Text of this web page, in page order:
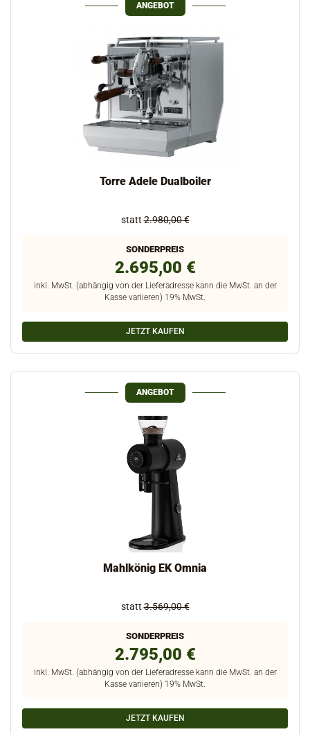
ANGEBOT
Torre Adele Dualboiler
statt2.980,00 €
SONDERPREIS
2.695,00 €
inkl. MwSt. (abhängig von der Lieferadresse kann die MwSt. an der
Kasse variieren) 19% MwSt.
JETZT KAUFEN
ANGEBOT
Mahlkönig EK Omnia
statt3.569,00 €
SONDERPREIS
2.795,00 €
inkl. MwSt. (abhängig von der Lieferadresse kann die MwSt. an der
Kasse variieren) 19% MwSt.
JETZT KAUFEN